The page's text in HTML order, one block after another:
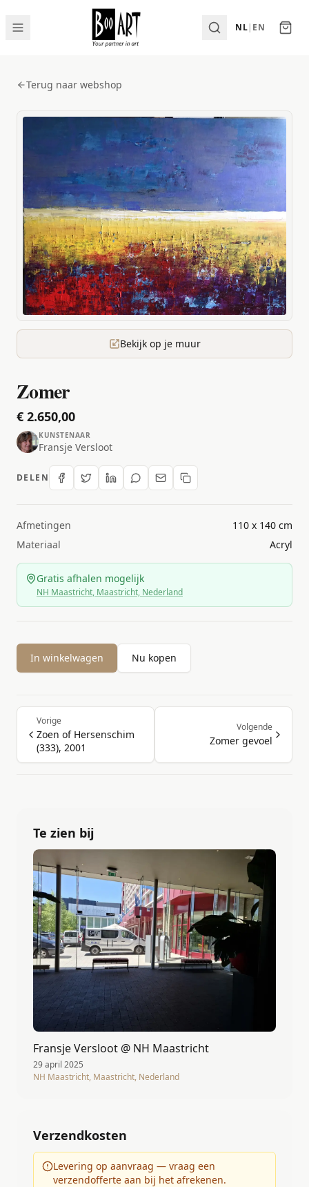
NL| EN
Terug naar webshop
Bekijk op je muur
Zomer
€ 2.650,00
KUNSTENAAR
Fransje Versloot
DELEN
Afmetingen
110 x 140 cm
Materiaal
Acryl
Gratis afhalen mogelijk
NH Maastricht, Maastricht, Nederland
In winkelwagen Nu kopen
Vorige
Zoen of Hersenschim
(333), 2001
Volgende
Zomer gevoel
Te zien bij
Fransje Versloot @ NH Maastricht
29 april 2025
NH Maastricht, Maastricht, Nederland
Verzendkosten
Levering op aanvraag — vraag een
verzendofferte aan bij het afrekenen.